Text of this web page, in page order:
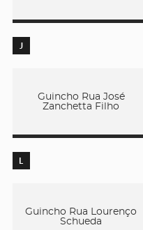
J
Guincho Rua José
Zanchetta Filho
L
Guincho Rua Lourenço
Schueda